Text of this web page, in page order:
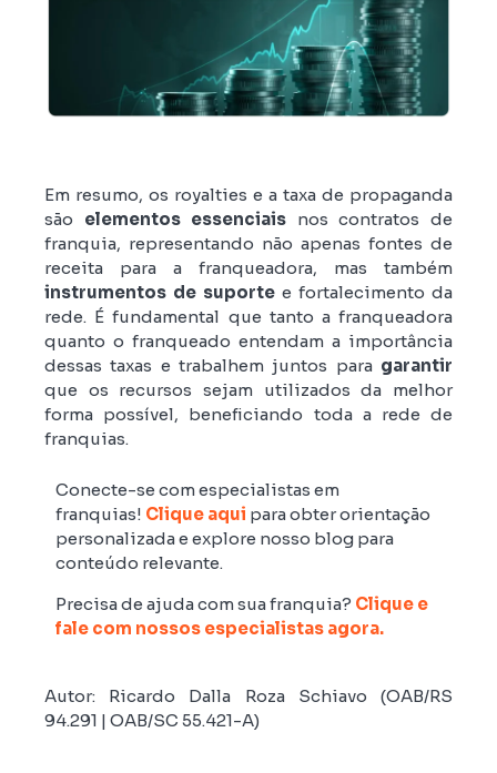
Em resumo, os royalties e a taxa de propaganda
são elementos essenciais nos contratos de
franquia, representando não apenas fontes de
receita para a franqueadora, mas também
instrumentos de suporte e fortalecimento da
rede. É fundamental que tanto a franqueadora
quanto o franqueado entendam a importância
dessas taxas e trabalhem juntos para garantir
que os recursos sejam utilizados da melhor
forma possível, beneficiando toda a rede de
franquias.
Conecte-se com especialistas em
franquias! Clique aqui para obter orientação
personalizada e explore nosso blog para
conteúdo relevante.
Precisa de ajuda com sua franquia? Clique e
fale com nossos especialistas agora.
Autor: Ricardo Dalla Roza Schiavo (OAB/RS
94.291 | OAB/SC 55.421-A)